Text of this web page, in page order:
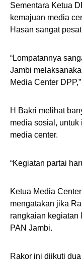
Sementara Ketua
kemajuan media
Hasan sangat
“Lompatannya
Jambi
Media Center
H Bakri melihat
media sosial,
media center.
“Kegiatan partai
Ketua Media
mengatakan jika
rangkaian kegiatan
PAN Jambi.
Rakor ini diikuti